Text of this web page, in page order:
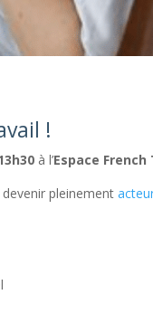
!
à l’Espace
pleinement